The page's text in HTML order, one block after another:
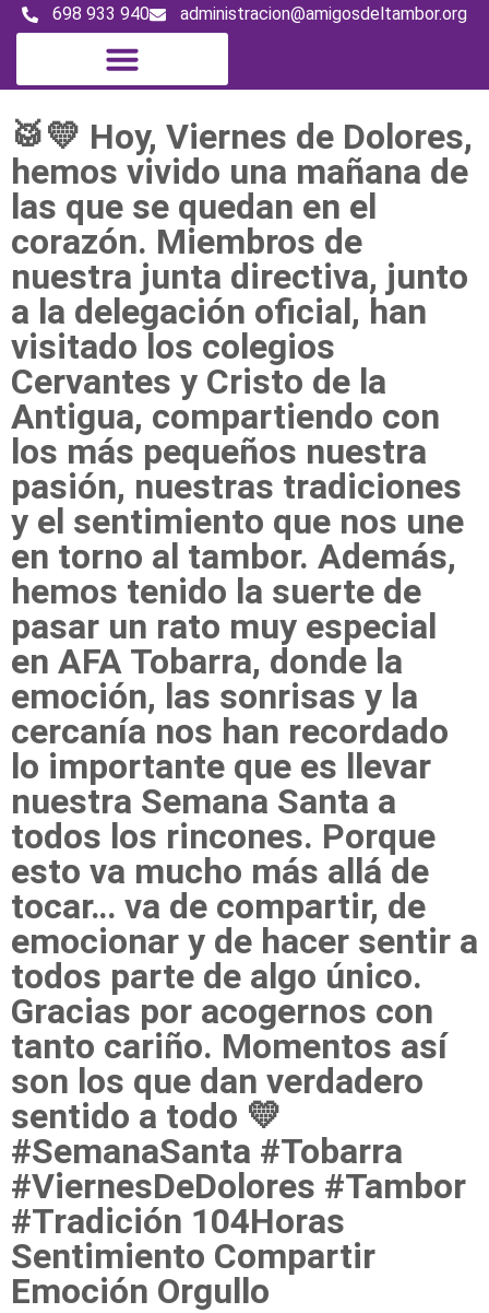
698 933 940 administracion@amigosdeltambor.org
🥁💛 Hoy, Viernes de Dolores,
hemos vivido una mañana de
las que se quedan en el
corazón. Miembros de
nuestra junta directiva, junto
a la delegación oficial, han
visitado los colegios
Cervantes y Cristo de la
Antigua, compartiendo con
los más pequeños nuestra
pasión, nuestras tradiciones
y el sentimiento que nos une
en torno al tambor. Además,
hemos tenido la suerte de
pasar un rato muy especial
en AFA Tobarra, donde la
emoción, las sonrisas y la
cercanía nos han recordado
lo importante que es llevar
nuestra Semana Santa a
todos los rincones. Porque
esto va mucho más allá de
tocar… va de compartir, de
emocionar y de hacer sentir a
todos parte de algo único.
Gracias por acogernos con
tanto cariño. Momentos así
son los que dan verdadero
sentido a todo 💛
#SemanaSanta #Tobarra
#ViernesDeDolores #Tambor
#Tradición 104Horas
Sentimiento Compartir
Emoción Orgullo